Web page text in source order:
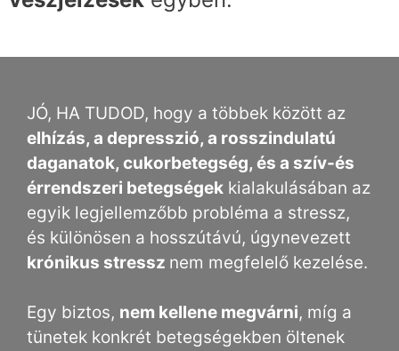
JÓ, HA TUDOD, hogy a többek között az
elhízás, a depresszió, a rosszindulatú
daganatok, cukorbetegség, és a szív-és
érrendszeri betegségek kialakulásában az
egyik legjellemzőbb probléma a stressz,
és különösen a hosszútávú, úgynevezett
krónikus stressz nem megfelelő kezelése.
Egy biztos, nem kellene megvárni, míg a
tünetek konkrét betegségekben öltenek